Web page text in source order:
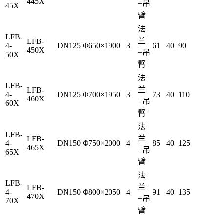
45X
+吊
臂
LFB-
4-
50X
LFB-
450X
DN125 Φ650×1900 3
法
兰
+吊
臂
61 40 90
LFB-
4-
60X
LFB-
460X
DN125 Φ700×1950 3
法
兰
+吊
臂
73 40 110
LFB-
4-
65X
LFB-
465X
DN150 Φ750×2000 4
法
兰
+吊
臂
85 40 125
LFB-
4-
70X
LFB-
470X
DN150 Φ800×2050 4
法
兰
+吊
臂
91 40 135